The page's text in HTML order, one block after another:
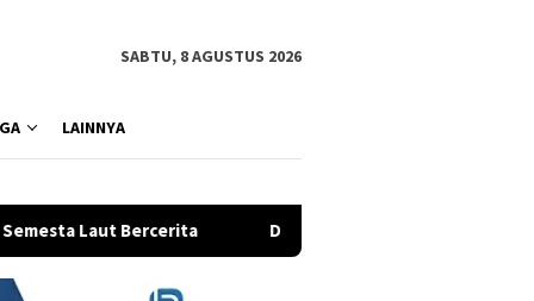
SABTU, 8 AGUSTUS 2026
LAINNYA
Dangdut Jadi Napas Baru Jakarta Dessert Week